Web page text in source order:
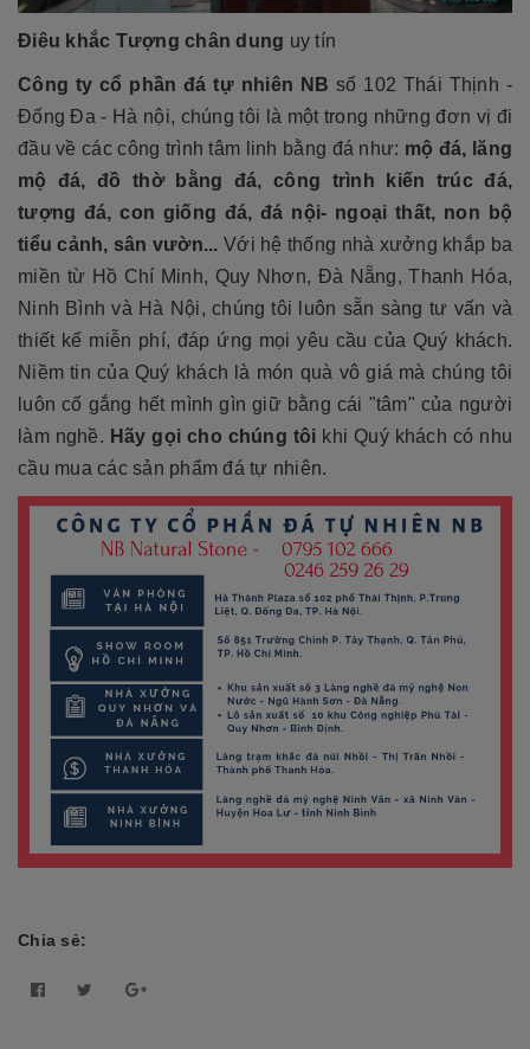
Điêu khắc Tượng chân dung uy tín
Công ty cổ phần đá tự nhiên NB số 102 Thái Thịnh -
Đống Đa - Hà nội, chúng tôi là một trong những đơn vị đi
đầu về các công trình tâm linh bằng đá như: mộ đá, lăng
mộ đá, đồ thờ bằng đá, công trình kiến trúc đá,
tượng đá, con giống đá, đá nội- ngoại thất, non bộ
tiểu cảnh, sân vườn...Với hệ thống nhà xưởng khắp ba
miền từ Hồ Chí Minh, Quy Nhơn, Đà Nẵng, Thanh Hóa,
Ninh Bình và Hà Nội, chúng tôi luôn sẵn sàng tư vấn và
thiết kế miễn phí, đáp ứng mọi yêu cầu của Quý khách.
Niềm tin của Quý khách là món quà vô giá mà chúng tôi
luôn cố gắng hết mình gìn giữ bằng cái "tâm" của người
làm nghề. Hãy gọi cho chúng tôi khi Quý khách có nhu
cầu mua các sản phẩm đá tự nhiên.
Chia sẻ: